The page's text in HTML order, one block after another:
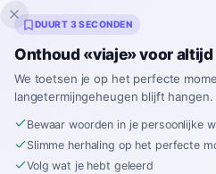
Inklingo
Home› Spaans›Woordenboek›
DUURT 3 SECONDEN
Onthoud «viaje» voor altijd
We toetsen je op het perfecte
langetermijngeheugen blijft hangen.
Bewaar woorden in je persoonlijke
Slimme herhaling op het perfecte
Volg wat je hebt geleerd